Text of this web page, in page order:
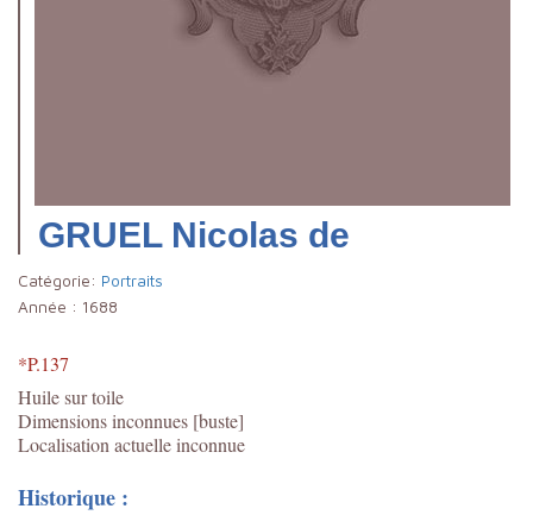
GRUEL Nicolas de
Catégorie: Portraits
Année : 1688
*P.137
Huile sur toile
Dimensions inconnues [buste]
Localisation actuelle inconnue
Historique :